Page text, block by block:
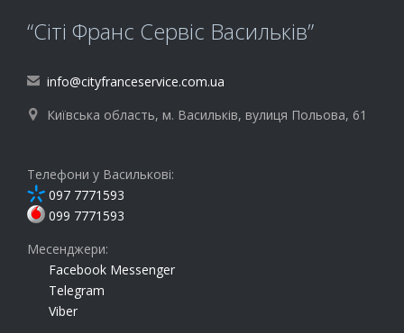
“Сіті Франс Сервіс Васильків”
 info@cityfranceservice.com.ua
 Київська область, м. Васильків, вулиця Польова, 61
Телефони у Василькові:
097 7771593
099 7771593
Месенджери:
Facebook Messenger
Telegram
Viber